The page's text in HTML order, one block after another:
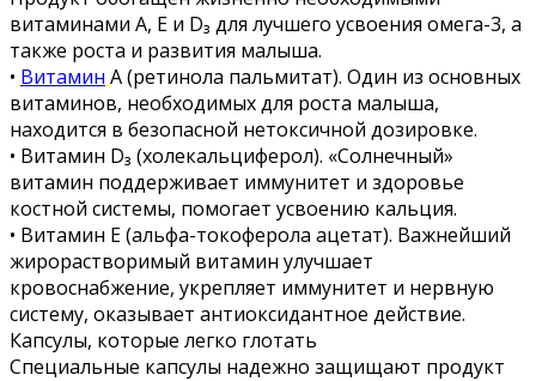
витаминами А, Е и D₃ для лучшего усвоения омега-3, а
также роста и развития малыша.
• Витамин А (ретинола пальмитат). Один из основных
витаминов, необходимых для роста малыша,
находится в безопасной нетоксичной дозировке.
• Витамин D₃ (холекальциферол). «Солнечный»
витамин поддерживает иммунитет и здоровье
костной системы, помогает усвоению кальция.
• Витамин Е (альфа-токоферола ацетат). Важнейший
жирорастворимый витамин улучшает
кровоснабжение, укрепляет иммунитет и нервную
систему, оказывает антиоксидантное действие.
Капсулы, которые легко глотать
Специальные капсулы надежно защищают продукт